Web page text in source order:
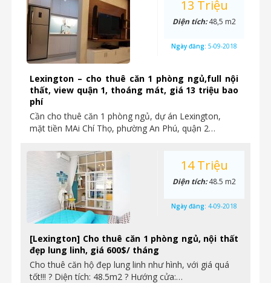
Lexington – cho thuê căn 1 phòng ngủ,full nội
thất, view quận 1, thoáng mát, giá 13 triệu bao
phí
Cần cho thuê căn 1 phòng ngủ, dự án Lexington,
mặt tiền MAi Chí Thọ, phường An Phú, quận 2…
13 Triệu
Diện tích:48,5 m2
Ngày đăng: 5-09-2018
[Lexington] Cho thuê căn 1 phòng ngủ, nội thất
đẹp lung linh, giá 600$/ tháng
Cho thuê căn hộ đẹp lung linh như hình, với giá quá
tốt!!! ? Diện tích: 48.5m2 ? Hướng cửa:…
14 Triệu
Diện tích:48.5 m2
Ngày đăng: 4-09-2018